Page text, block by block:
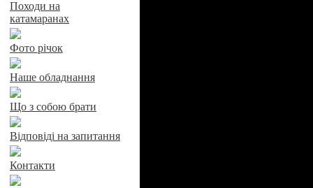
Походи на
катамаранах
Фото річок
Наше обладнання
Що з собою брати
Відповіді на запитання
Контакти